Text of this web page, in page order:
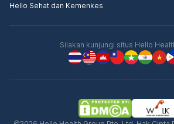
Hello Sehat dan Kemenkes
Silakan kunjungi situs Hello